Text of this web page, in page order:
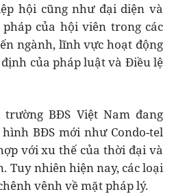
hội cũng như đại diện và
của hội viên trong các
ngành, lĩnh vực hoạt động
của pháp luật và Điều lệ
BĐS Việt Nam đang
BĐS mới như Condo-tel
với xu thế của thời đại và
Tuy nhiên hiện nay, các loại
vênh về mặt pháp lý.